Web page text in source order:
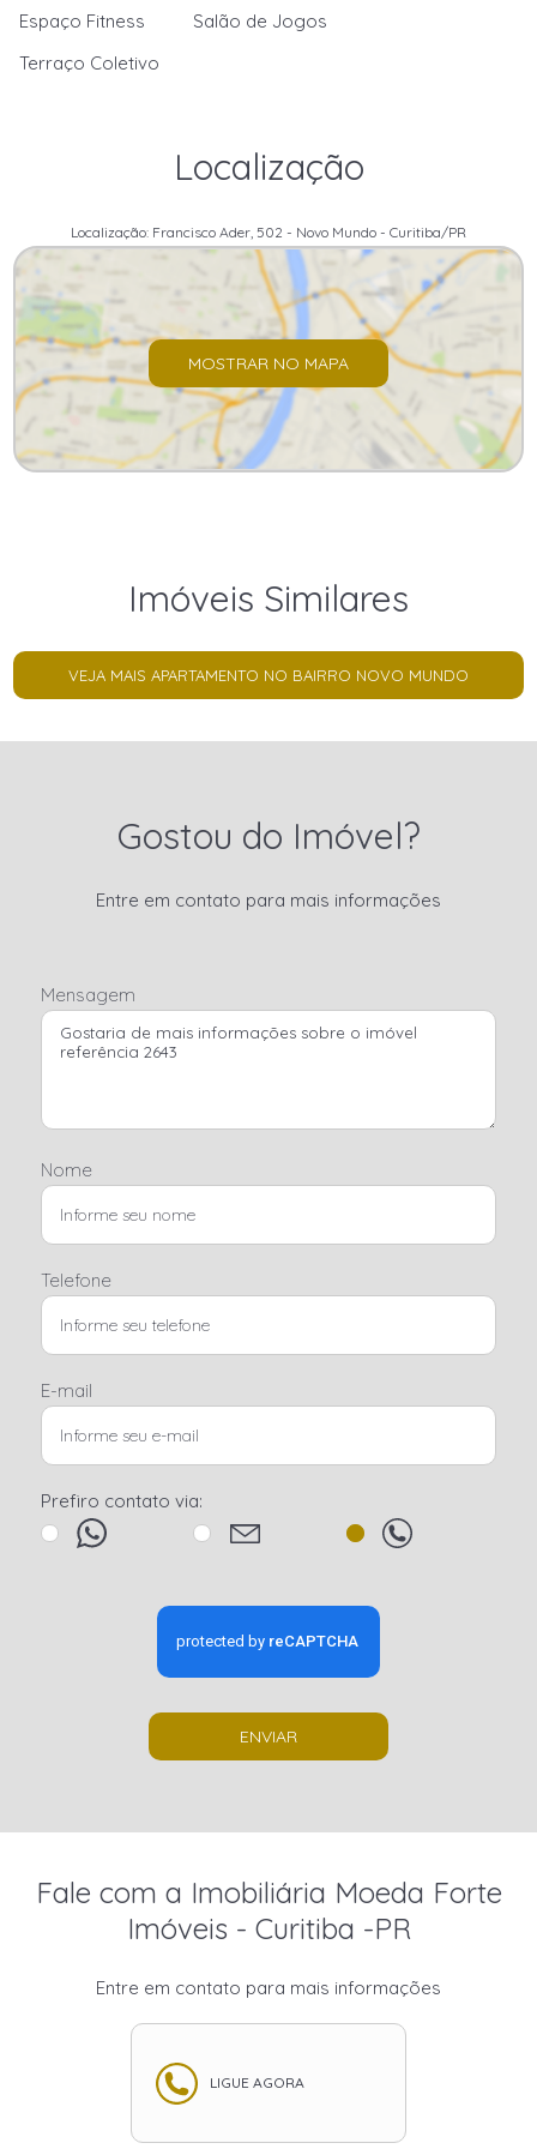
Espaço Fitness
Salão de Jogos
Terraço Coletivo
Localização
Localização: Francisco Ader, 502 - Novo Mundo - Curitiba/PR
MOSTRAR NO MAPA
Imóveis Similares
VEJA MAIS APARTAMENTO NO BAIRRO NOVO MUNDO
Gostou do Imóvel?
Entre em contato para mais informações
Mensagem
Nome
Telefone
E-mail
Prefiro contato via:
ENVIAR
Fale com a Imobiliária Moeda Forte
Imóveis - Curitiba -PR
Entre em contato para mais informações
LIGUE AGORA